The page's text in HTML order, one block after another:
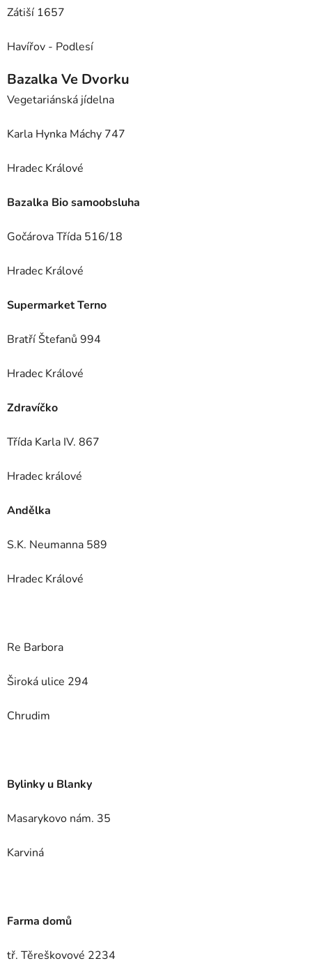
Zátiší 1657
Havířov - Podlesí
Bazalka Ve Dvorku
Vegetariánská jídelna
Karla Hynka Máchy 747
Hradec Králové
Bazalka Bio samoobsluha
Gočárova Třída 516/18
Hradec Králové
Supermarket Terno
Bratří Štefanů 994
Hradec Králové
Zdravíčko
Třída Karla IV. 867
Hradec králové
Andělka
S.K. Neumanna 589
Hradec Králové
Re Barbora
Široká ulice 294
Chrudim
Bylinky u Blanky
Masarykovo nám. 35
Karviná
Farma domů
tř. Těreškovové 2234